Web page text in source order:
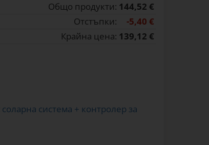
Общо продукти: 144,52 €
Отстъпки:
-5,40 €
Крайна цена: 139,12 €
соларна система + контролер за